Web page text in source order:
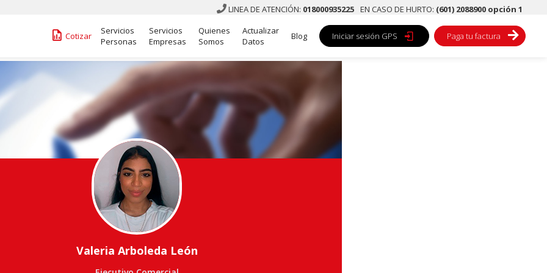
LINEA DE ATENCIÓN: 018000935225 EN CASO DE HURTO: (601) 2088900 opción 1
󰁋 Cotizar
Servicios
Personas
Servicios
Empresas
Quienes
Somos
Actualizar
Datos
Blog Iniciar sesión GPS  Paga tu factura 
Valeria Arboleda León